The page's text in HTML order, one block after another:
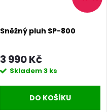
Sněžný pluh SP-800
3 990 Kč
Skladem3 ks
DO KOŠÍKU